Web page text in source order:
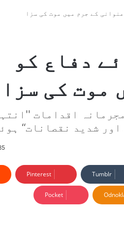
کے جرم میں موت کی سزا
دفاع کو
موت کی سزا
ان کے مجرمانہ اقدامات
شدید نقصانات‘‘
Tumblr
Pinterest
Pocket